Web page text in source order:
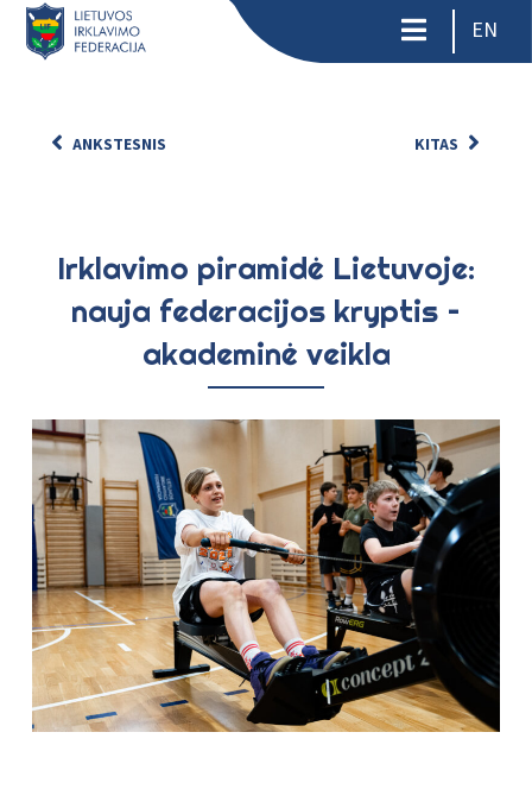
EN
ANKSTESNIS KITAS
Irklavimo piramidė Lietuvoje:
nauja federacijos kryptis –
akademinė veikla